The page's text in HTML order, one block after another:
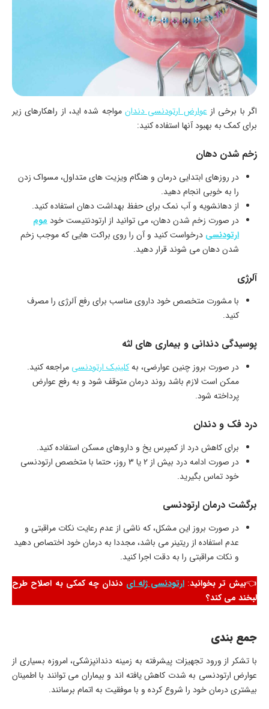
اگر با برخی ازعوارض ارتودنسی دندان مواجه شده ‌اید، از راهکارهای زیر
برای کمک به بهبود آنها استفاده کنید:
زخم شدن دهان
در روزهای ابتدایی درمان و هنگام ویزیت ‌های متداول، مسواک زدن
را به خوبی انجام دهید.
از دهانشویه و آب نمک برای حفظ بهداشت دهان استفاده کنید.
در صورت زخم شدن دهان، می‌ توانید از ارتودنتیست خود موم
ارتودنسی درخواست کنید و آن را روی براکت ‌هایی که موجب زخم
شدن دهان می شوند قرار دهید.
آلرژی
با مشورت متخصص خود داروی مناسب برای رفع آلرژی را مصرف
کنید.
پوسیدگی دندانی و بیماری ‌های لثه
در صورت بروز چنین عوارضی، بهکلینیک ارتودنسی مراجعه کنید.
ممکن است لازم باشد روند درمان متوقف شود و به رفع عوارض
پرداخته شود.
درد فک و دندان
برای کاهش درد از کمپرس یخ و داروهای مسکن استفاده کنید.
در صورت ادامه درد بیش از 2 یا 3 روز، حتما با متخصص ارتودنسی
خود تماس بگیرید.
برگشت درمان ارتودنسی
در صورت بروز این مشکل، که ناشی از عدم رعایت نکات مراقبتی و
عدم استفاده از ریتینر می‌ باشد، مجددا به درمان خود اختصاص دهید
و نکات مراقبتی را به دقت اجرا کنید.
👈بیش تر بخوانید: ارتودنسی ژله ای دندان چه کمکی به اصلاح طرح
لبخند می کند؟
جمع بندی
با تشکر از ورود تجهیزات پیشرفته به زمینه دندانپزشکی، امروزه بسیاری از
عوارض ارتودنسی به شدت کاهش یافته ‌اند و بیماران می‌ توانند با اطمینان
بیشتری درمان خود را شروع کرده و با موفقیت به اتمام برسانند.